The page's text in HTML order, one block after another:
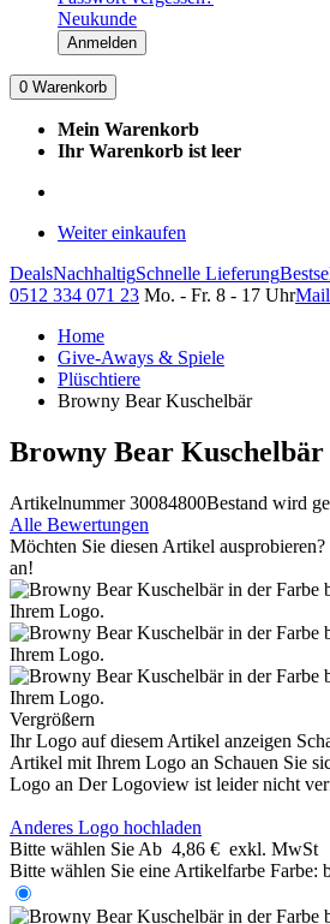
Neukunde
Anmelden
0 Warenkorb
Mein Warenkorb
Ihr Warenkorb ist leer
Weiter einkaufen
DealsNachhaltigSchnelle Lieferung
0512 334 071 23 Mo. - Fr. 8 - 17 Uhr
Home
Give-Aways & Spiele
Plüschtiere
Browny Bear Kuschelbär
Browny Bear Kuschelbär
Artikelnummer 30084800Bestand wird
Alle Bewertungen
Möchten Sie diesen Artikel
an!
Vergrößern
Ihr Logo auf diesem Artikel anzeigen
Artikel mit Ihrem Logo an Schauen Sie
Logo an Der Logoview ist leider nicht
Anderes Logo hochladen
Bitte wählen Sie Ab 4,86 € exkl. MwSt
Bitte wählen Sie eine Artikelfarbe Farbe: